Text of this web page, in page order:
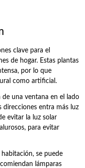
clave para el
de hogar. Estas plantas
por lo que
como artificial.
una ventana en el lado
direcciones entra más luz
evitar la luz solar
para evitar
se puede
lámparas